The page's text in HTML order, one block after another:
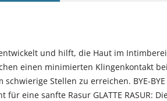
und hilft, die Haut im
einen minimierten Klingenkontakt
Stellen zu erreichen. BYE-BYE
eine sanfte Rasur GLATTE RASUR: